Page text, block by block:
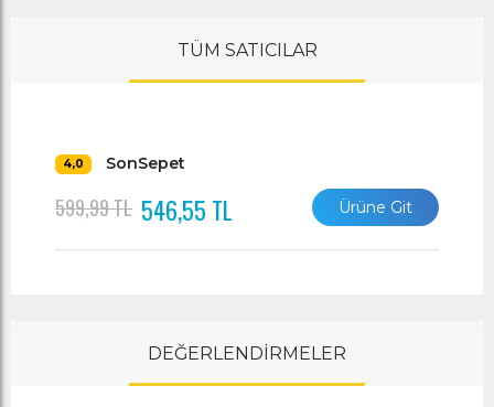
TÜM SATICILAR
4,0 SonSepet
599,99 TL 546,55 TL Ürüne Git
DEĞERLENDİRMELER